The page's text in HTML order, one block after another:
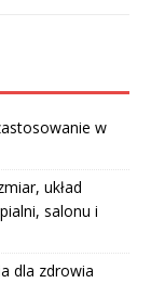
w
układ
salonu i
dla zdrowia